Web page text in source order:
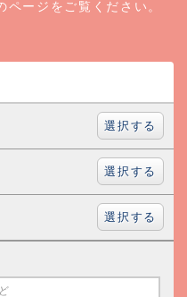
ージをご覧ください。
選択する
選択する
選択する